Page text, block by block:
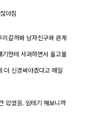
아짐
갈까봐 남자친구와 관계
한테 사과하면서 울고불
더 신경써야겠다고 매일
있었음. 임테기 해보니까